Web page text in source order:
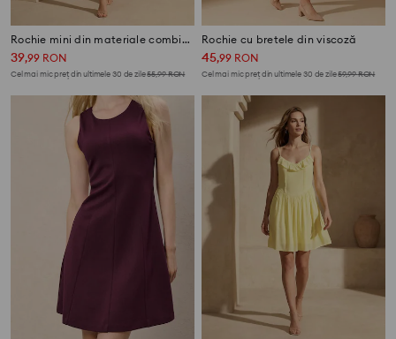
Rochie mini din materiale combinate
39,99 RON
Cel mai mic preț din ultimele 30 de zile55,99RON
Rochie cu bretele din viscoză
45,99 RON
Cel mai mic preț din ultimele 30 de zile59,99RON